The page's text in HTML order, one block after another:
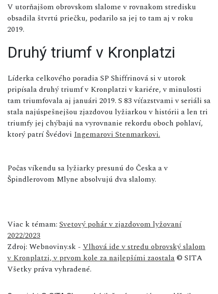
V utorňajšom obrovskom slalome v rovnakom stredisku
obsadila štvrtú priečku, podarilo sa jej to tam aj v roku
2019.
Druhý triumf v Kronplatzi
Líderka celkového poradia SP Shiffrinová si v utorok
pripísala druhý triumf v Kronplatzi v kariére, v minulosti
tam triumfovala aj januári 2019. S 83 víťazstvami v seriáli sa
stala najúspešnejšou zjazdovou lyžiarkou v histórii a len tri
triumfy jej chýbajú na vyrovnanie rekordu oboch pohlaví,
ktorý patrí Švédovi Ingemarovi Stenmarkovi.
Počas víkendu sa lyžiarky presunú do Česka a v
Špindlerovom Mlyne absolvujú dva slalomy.
Viac k témam: Svetový pohár v zjazdovom lyžovaní
2022/2023
Zdroj: Webnoviny.sk - Vlhová ide v stredu obrovský slalom
v Kronplatzi, v prvom kole za najlepšími zaostala© SITA
Všetky práva vyhradené.